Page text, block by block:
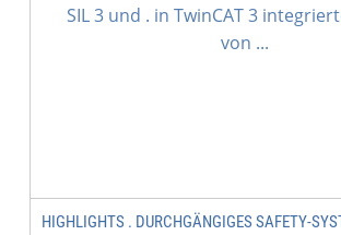
HIGHLIGHTS . DURCHGÄNGIGES SAFETY-